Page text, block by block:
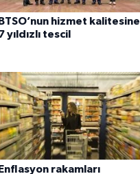
BTSO’nun hizmet kalitesine
yıldızlı tescil
Enflasyon rakamları